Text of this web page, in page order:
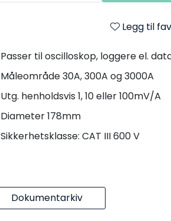
Legg til
Passer til oscilloskop, loggere el.
Måleområde 30A, 300A og 3000A
Utg. henholdsvis 1, 10 eller 100mV/A
Diameter 178mm
Sikkerhetsklasse: CAT III 600 V
Dokumentarkiv